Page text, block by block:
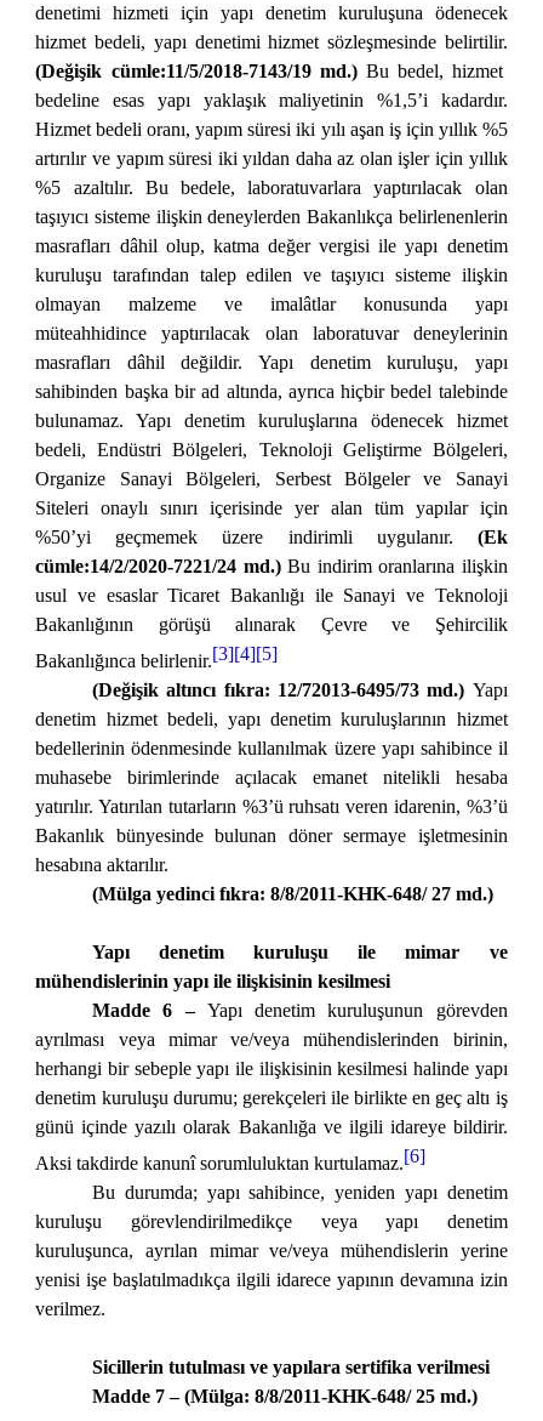
denetimi hizmeti için yapı denetim kuruluşuna ödenecek
hizmet bedeli, yapı denetimi hizmet sözleşmesinde belirtilir.
(Değişik cümle:11/5/2018-7143/19 md.)Bu bedel, hizmet
bedeline esas yapı yaklaşık maliyetinin %1,5’i kadardır.
Hizmet bedeli oranı, yapım süresi iki yılı aşan iş için yıllık %5
artırılır ve yapım süresi iki yıldan daha az olan işler için yıllık
%5 azaltılır. Bu bedele, laboratuvarlara yaptırılacak olan
taşıyıcı sisteme ilişkin deneylerden Bakanlıkça belirlenenlerin
masrafları dâhil olup, katma değer vergisi ile yapı denetim
kuruluşu tarafından talep edilen ve taşıyıcı sisteme ilişkin
olmayan malzeme ve imalâtlar konusunda yapı
müteahhidince yaptırılacak olan laboratuvar deneylerinin
masrafları dâhil değildir. Yapı denetim kuruluşu, yapı
sahibinden başka bir ad altında, ayrıca hiçbir bedel talebinde
bulunamaz. Yapı denetim kuruluşlarına ödenecek hizmet
bedeli, Endüstri Bölgeleri, Teknoloji Geliştirme Bölgeleri,
Organize Sanayi Bölgeleri, Serbest Bölgeler ve Sanayi
Siteleri onaylı sınırı içerisinde yer alan tüm yapılar için
%50’yi geçmemek üzere indirimli uygulanır. (Ek
cümle:14/2/2020-7221/24 md.)Bu indirim oranlarına ilişkin
usul ve esaslar Ticaret Bakanlığı ile Sanayi ve Teknoloji
Bakanlığının görüşü alınarak Çevre ve Şehircilik
Bakanlığınca belirlenir.[3][4][5]
(Değişik altıncı fıkra: 12/72013-6495/73 md.) Yapı
denetim hizmet bedeli, yapı denetim kuruluşlarının hizmet
bedellerinin ödenmesinde kullanılmak üzere yapı sahibince il
muhasebe birimlerinde açılacak emanet nitelikli hesaba
yatırılır. Yatırılan tutarların %3’ü ruhsatı veren idarenin, %3’ü
Bakanlık bünyesinde bulunan döner sermaye işletmesinin
hesabına aktarılır.
(Mülga yedinci fıkra: 8/8/2011-KHK-648/ 27 md.)
Yapı denetim kuruluşu ile mimar ve
mühendislerinin yapı ile ilişkisinin kesilmesi
Madde 6 – Yapı denetim kuruluşunun görevden
ayrılması veya mimar ve/veya mühendislerinden birinin,
herhangi bir sebeple yapı ile ilişkisinin kesilmesi halinde yapı
denetim kuruluşu durumu; gerekçeleri ile birlikte en geç altı iş
günü içinde yazılı olarak Bakanlığa ve ilgili idareye bildirir.
Aksi takdirde kanunî sorumluluktan kurtulamaz.[6]
Bu durumda; yapı sahibince, yeniden yapı denetim
kuruluşu görevlendirilmedikçe veya yapı denetim
kuruluşunca, ayrılan mimar ve/veya mühendislerin yerine
yenisi işe başlatılmadıkça ilgili idarece yapının devamına izin
verilmez.
Sicillerin tutulması ve yapılara sertifika verilmesi
Madde 7 – (Mülga: 8/8/2011-KHK-648/ 25 md.)